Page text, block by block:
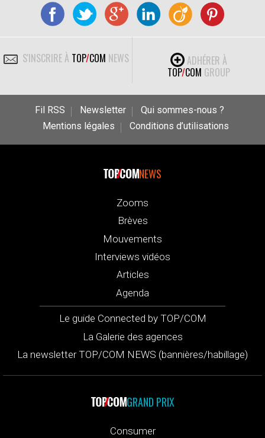
S'INSCRIRE À TOP/COM NEWS
ADHÉRER À
TOP/COM GROUP
Fil RSS Newsletter
Qui sommes-nous ?
Mentions légales
Conditions d’utilisations
NEWS
Zooms
Brèves
Mouvements
Interviews vidéos
Articles
Agenda
Le guide Connected by TOP/COM
La Galerie des agences
La newsletter TOP/COM NEWS (bannières/habillage)
GRAND PRIX
Consumer